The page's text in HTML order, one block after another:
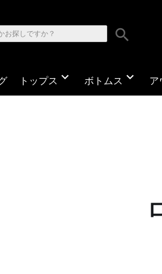
search
トップス expand_more ボトムス expand_more ア